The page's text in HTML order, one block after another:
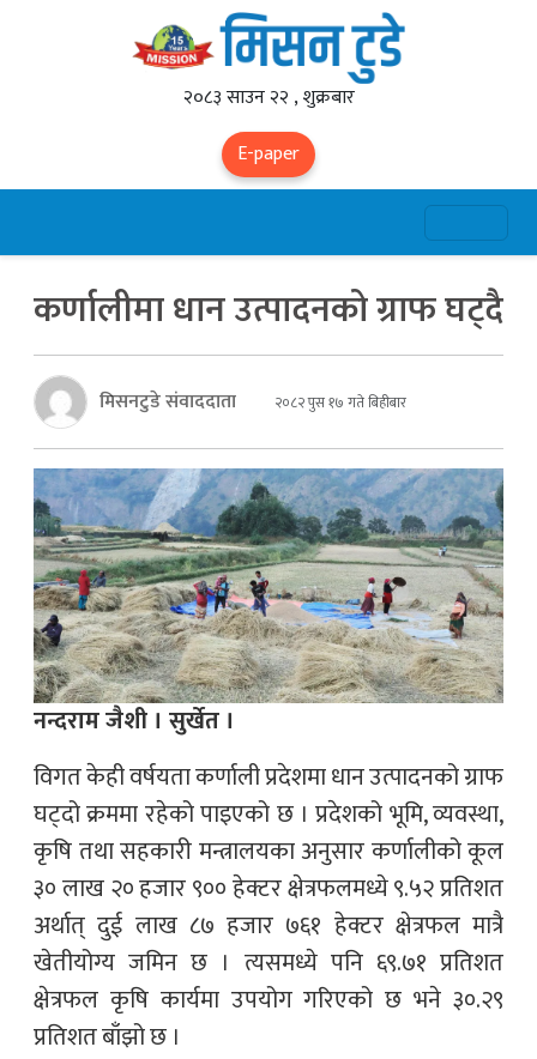
२०८३ साउन २२ , शुक्रबार
E-paper
कर्णालीमा धान उत्पादनको ग्राफ घट्दै
मिसनटुडे संवाददाता २०८२ पुस १७ गते बिहीबार
नन्दराम जैशी । सुर्खेत ।
विगत केही वर्षयता कर्णाली प्रदेशमा धान उत्पादनको ग्राफ
घट्दो क्रममा रहेको पाइएको छ । प्रदेशको भूमि, व्यवस्था,
कृषि तथा सहकारी मन्त्रालयका अनुसार कर्णालीको कूल
३० लाख २० हजार ९०० हेक्टर क्षेत्रफलमध्ये ९.५२ प्रतिशत
अर्थात् दुई लाख ८७ हजार ७६१ हेक्टर क्षेत्रफल मात्रै
खेतीयोग्य जमिन छ । त्यसमध्ये पनि ६९.७१ प्रतिशत
क्षेत्रफल कृषि कार्यमा उपयोग गरिएको छ भने ३०.२९
प्रतिशत बाँझो छ ।